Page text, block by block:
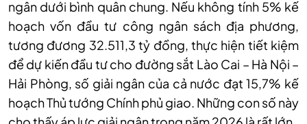
ngân dưới bình quân chung. Nếu không tính 5% kế
hoạch vốn đầu tư công ngân sách địa phương,
tương đương 32.511,3 tỷ đồng, thực hiện tiết kiệm
để dự kiến đầu tư cho đường sắt Lào Cai – Hà Nội –
Hải Phòng, số giải ngân của cả nước đạt 15,7% kế
hoạch Thủ tướng Chính phủ giao. Những con số này